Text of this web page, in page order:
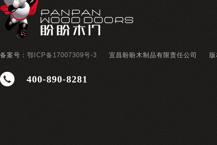
备案号： 鄂ICP备17007309号-3 宜昌盼盼木制品有限责任公司
400-890-8281